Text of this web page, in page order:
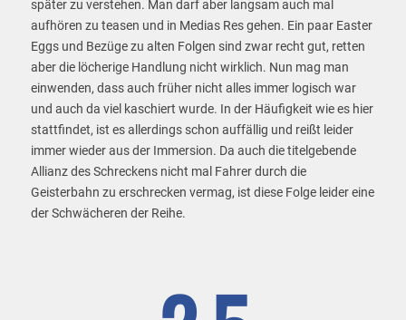
später zu verstehen. Man darf aber langsam auch mal
aufhören zu teasen und in Medias Res gehen. Ein paar Easter
Eggs und Bezüge zu alten Folgen sind zwar recht gut, retten
aber die löcherige Handlung nicht wirklich. Nun mag man
einwenden, dass auch früher nicht alles immer logisch war
und auch da viel kaschiert wurde. In der Häufigkeit wie es hier
stattfindet, ist es allerdings schon auffällig und reißt leider
immer wieder aus der Immersion. Da auch die titelgebende
Allianz des Schreckens nicht mal Fahrer durch die
Geisterbahn zu erschrecken vermag, ist diese Folge leider eine
der Schwächeren der Reihe.